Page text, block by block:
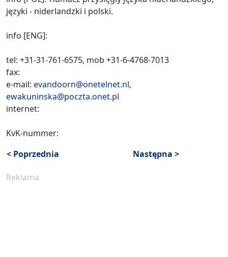
języki - niderlandzki i polski.
info [ENG]:
tel: +31-31-761-6575, mob +31-6-4768-7013
fax:
e-mail: evandoorn@onetelnet.nl,
ewakuninska@poczta.onet.pl
internet:
KvK-nummer:
< Poprzednia
Następna >
Reklama